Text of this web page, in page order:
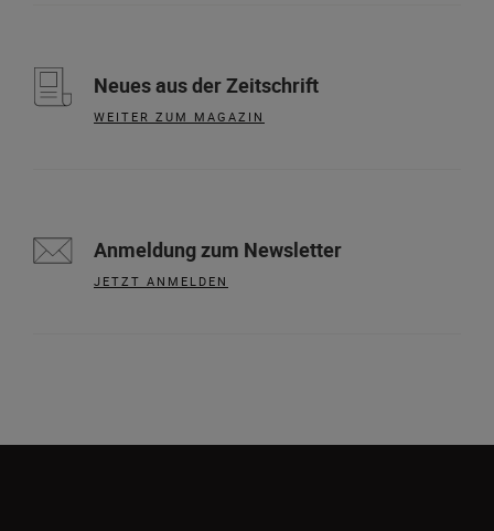
Neues aus der Zeitschrift
WEITER ZUM MAGAZIN
Anmeldung zum Newsletter
JETZT ANMELDEN